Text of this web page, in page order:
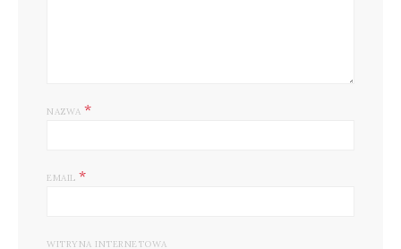
NAZWA *
EMAIL *
WITRYNA INTERNETOWA